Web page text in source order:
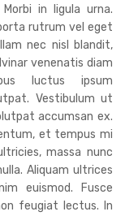
in ligula urna.
rutrum vel eget
nec nisl blandit,
venenatis diam
luctus ipsum
Vestibulum ut
accumsan ex.
et tempus mi
massa nunc
Aliquam ultrices
euismod. Fusce
feugiat lectus. In